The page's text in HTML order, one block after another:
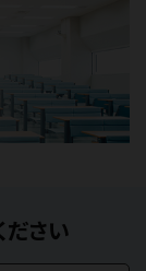
さい